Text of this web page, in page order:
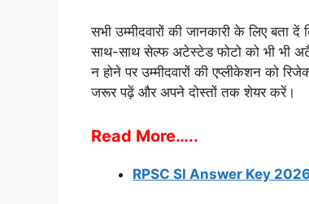
सभी उम्मीदवारों की जानकारी के लिए बता
साथ-साथ सेल्फ अटेस्टेड फोटो को भी भी
न होने पर उम्मीदवारों की एप्लीकेशन को
जरूर पढ़ें और अपने दोस्तों तक शेयर करें।
Read More…..
RPSC SI Answer Key